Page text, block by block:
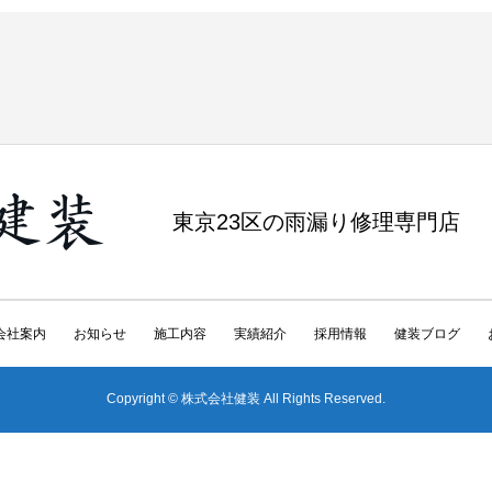
東京23区の雨漏り修理専門店
社案内 お知らせ 施工内容 実績紹介 採用情報 健装ブログ
Copyright © 株式会社健装 All Rights Reserved.